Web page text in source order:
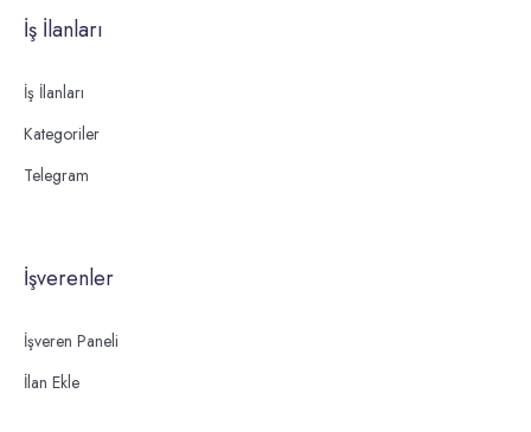
İş İlanları
İş İlanları
Kategoriler
Telegram
İşverenler
İşveren Paneli
İlan Ekle